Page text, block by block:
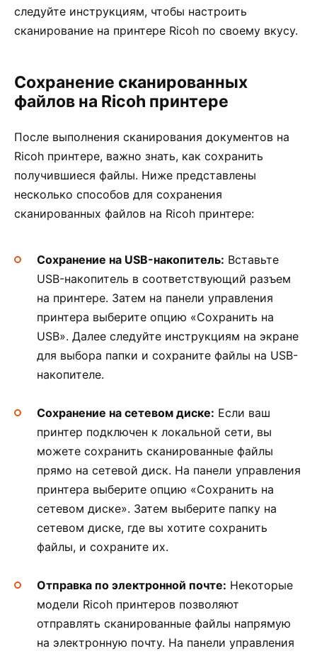
следуйте инструкциям, чтобы настроить
сканирование на принтере Ricoh по своему вкусу.
Сохранение сканированных
файлов на Ricoh принтере
После выполнения сканирования документов на
Ricoh принтере, важно знать, как сохранить
получившиеся файлы. Ниже представлены
несколько способов для сохранения
сканированных файлов на Ricoh принтере:
Сохранение на USB-накопитель: Вставьте
USB-накопитель в соответствующий разъем
на принтере. Затем на панели управления
принтера выберите опцию «Сохранить на
USB». Далее следуйте инструкциям на экране
для выбора папки и сохраните файлы на USB-
накопителе.
Сохранение на сетевом диске: Если ваш
принтер подключен к локальной сети, вы
можете сохранить сканированные файлы
прямо на сетевой диск. На панели управления
принтера выберите опцию «Сохранить на
сетевом диске». Затем выберите папку на
сетевом диске, где вы хотите сохранить
файлы, и сохраните их.
Отправка по электронной почте: Некоторые
модели Ricoh принтеров позволяют
отправлять сканированные файлы напрямую
на электронную почту. На панели управления